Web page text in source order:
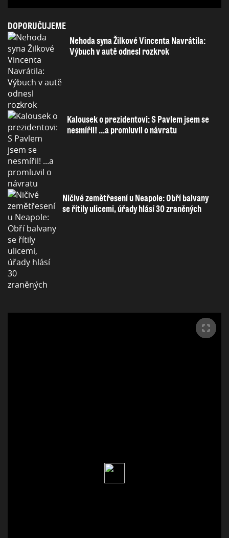
DOPORUČUJEME
Nehoda syna Žilkové Vincenta Navrátila:
Výbuch v autě odnesl rozkrok
Kalousek o prezidentovi: S Pavlem jsem se
nesmířil! ...a promluvil o návratu
Ničivé zemětřesení u Neapole: Obří balvany
se řítily ulicemi, úřady hlásí 30 zraněných